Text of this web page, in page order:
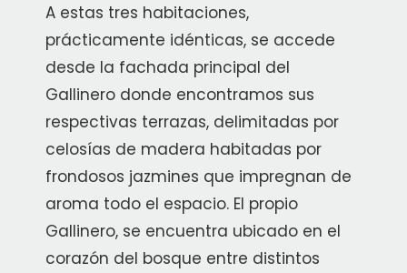
A estas tres habitaciones,
prácticamente idénticas, se accede
desde la fachada principal del
Gallinero donde encontramos sus
respectivas terrazas, delimitadas por
celosías de madera habitadas por
frondosos jazmines que impregnan de
aroma todo el espacio. El propio
Gallinero, se encuentra ubicado en el
corazón del bosque entre distintos